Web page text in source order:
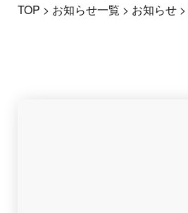
TOP > お知らせ一覧 > お知らせ >